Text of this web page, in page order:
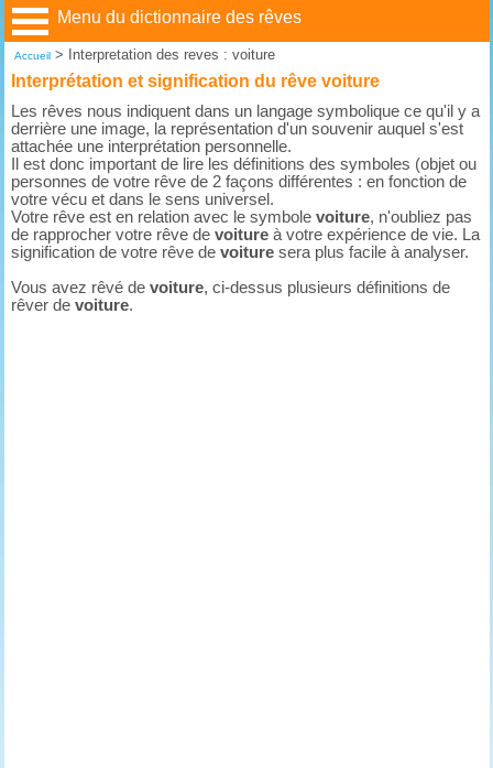
Menu du dictionnaire des rêves
Accueil> Interpretation des reves : voiture
Interprétation et signification du rêve voiture
Les rêves nous indiquent dans un langage symbolique ce qu'il y a
derrière une image, la représentation d'un souvenir auquel s'est
attachée une interprétation personnelle.
Il est donc important de lire les définitions des symboles (objet ou
personnes de votre rêve de 2 façons différentes : en fonction de
votre vécu et dans le sens universel.
Votre rêve est en relation avec le symbolevoiture, n'oubliez pas
de rapprocher votre rêve devoiture à votre expérience de vie. La
signification de votre rêve devoiture sera plus facile à analyser.
Vous avez rêvé devoiture, ci-dessus plusieurs définitions de
rêver devoiture.